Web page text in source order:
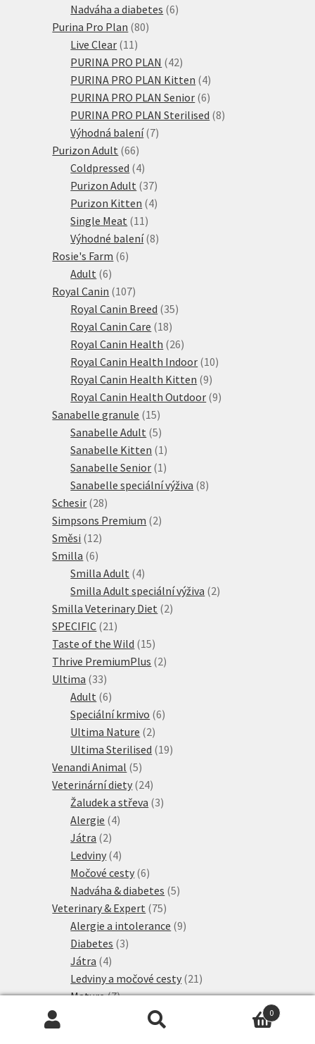
produktů
Nadváha a diabetes 66
Purina Pro Plan 8080
Live Clear 11 11
produktů
PURINA PRO PLAN 4242
produktů
PURINA PRO PLAN Kitten 44
produkty
PURINA PRO PLAN Senior 66
produktů
PURINA PRO PLAN Sterilised 88
Výhodná balení 77
Purizon Adult 6666
produktů
Coldpressed 44
produkty
Purizon Adult 3737
produktů
Purizon Kitten 44
Single Meat 11 11
produktů
Výhodné balení 88
Rosie's Farm 66
Adult 66
produktů
Royal Canin 107107
produktů
Royal Canin Breed 3535
Royal Canin Care 1818
produktů
Royal Canin Health 2626
produktů
Royal Canin Health Indoor 1010
Royal Canin Health Kitten 99
produktů
Royal Canin Health Outdoor 99
Sanabelle granule 1515
produktů
Sanabelle Adult 55
produktů
Sanabelle Kitten 1 1
produkt
Sanabelle Senior 1 1
produkt
Sanabelle speciální výživa 88
Schesir 2828
produktů
Simpsons Premium 22
Směsi 1212
Smilla 66
produktů
Smilla Adult 44
produkty
Smilla Adult speciální výživa 22
Smilla Veterinary Diet 22
SPECIFIC 21 21
produktů
Taste of the Wild 1515
produktů
Thrive PremiumPlus 22
Ultima 3333
produktů
Adult 66
produktů
Speciální krmivo 66
Ultima Nature 22
produkty
Ultima Sterilised 1919
Venandi Animal 55
produktů
Veterinární diety 2424
produktů
Žaludek a střeva 33
Alergie 44
Játra 22
produkty
Ledviny 44
produkty
Močové cesty 66
produktů
Nadváha & diabetes 55
Veterinary & Expert 7575
produktů
Alergie a intolerance 99
Diabetes 33
Játra 44
produkty
Ledviny a močové cesty 21 21
produktů
Mature 77
produktů
produkty
0